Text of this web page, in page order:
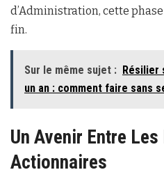
d’Administration, cette
fin.
Sur le même sujet : Résilier
un an : comment faire sans
Un Avenir Entre
Actionnaires